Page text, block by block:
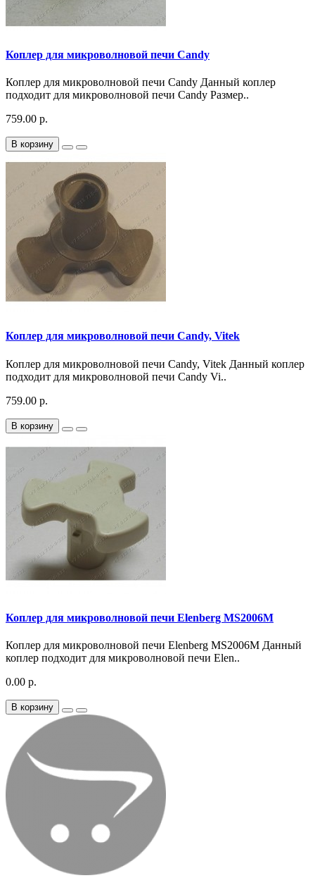
Коплер для микроволновой печи Candy
Коплер для микроволновой печи Candy Данный коплер
подходит для микроволновой печи Candy Размер..
759.00 р.
В корзину
Коплер для микроволновой печи Candy, Vitek
Коплер для микроволновой печи Candy, Vitek Данный коплер
подходит для микроволновой печи Candy Vi..
759.00 р.
В корзину
Коплер для микроволновой печи Elenberg MS2006M
Коплер для микроволновой печи Elenberg MS2006M Данный
коплер подходит для микроволновой печи Elen..
0.00 р.
В корзину